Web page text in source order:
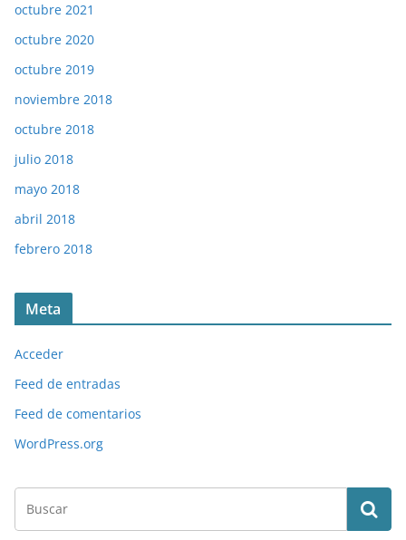
octubre 2021
octubre 2020
octubre 2019
noviembre 2018
octubre 2018
julio 2018
mayo 2018
abril 2018
febrero 2018
Meta
Acceder
Feed de entradas
Feed de comentarios
WordPress.org